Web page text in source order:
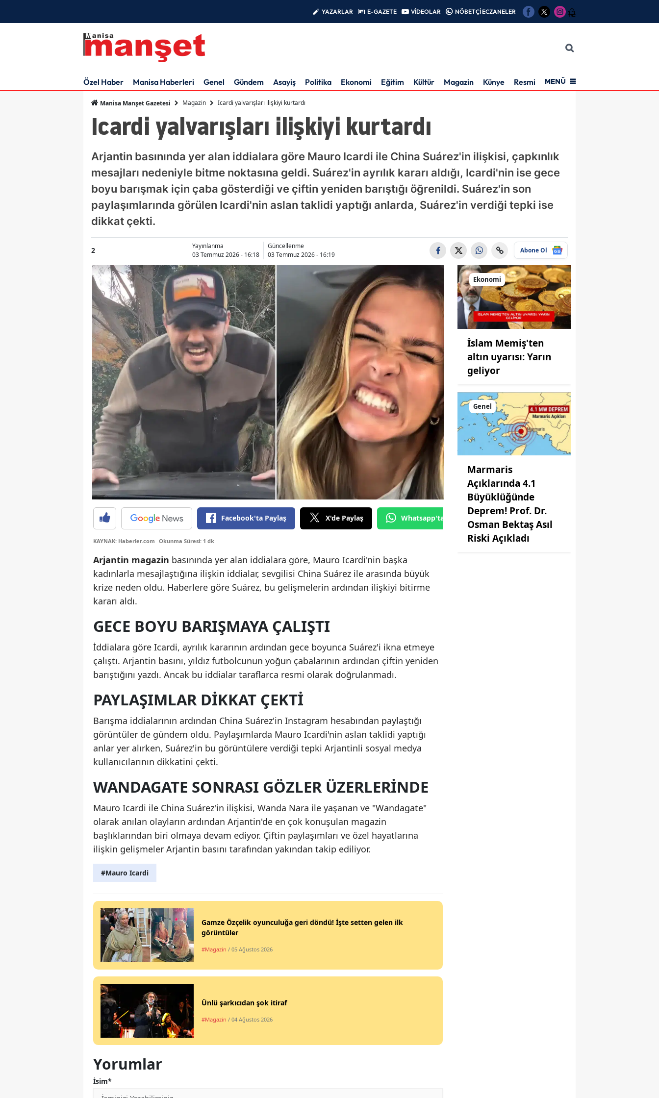
YAZARLAR E-GAZETE VİDEOLAR NÖBETÇİ ECZANELER 12
Özel Haber Manisa Haberleri Genel Gündem Asayiş Politika Ekonomi Eğitim Kültür Magazin Künye Resmi İlanMENÜ
Manisa Manşet Gazetesi Magazin Icardi yalvarışları ilişkiyi kurtardı
Icardi yalvarışları ilişkiyi kurtardı
Arjantin basınında yer alan iddialara göre Mauro Icardi ile China Suárez'in ilişkisi, çapkınlık
mesajları nedeniyle bitme noktasına geldi. Suárez'in ayrılık kararı aldığı, Icardi'nin ise gece
boyu barışmak için çaba gösterdiği ve çiftin yeniden barıştığı öğrenildi. Suárez'in son
paylaşımlarında görülen Icardi'nin aslan taklidi yaptığı anlarda, Suárez'in verdiği tepki ise
dikkat çekti.
2
Yayınlanma
03 Temmuz 2026 - 16:18
Güncellenme
03 Temmuz 2026 - 16:19
Abone Ol
Facebook'ta Paylaş X'de Paylaş Whatsapp'tan Gönder
KAYNAK: Haberler.com Okunma Süresi: 1 dk
Arjantin magazin basınında yer alan iddialara göre, Mauro Icardi'nin başka
kadınlarla mesajlaştığına ilişkin iddialar, sevgilisi China Suárez ile arasında büyük
krize neden oldu. Haberlere göre Suárez, bu gelişmelerin ardından ilişkiyi bitirme
kararı aldı.
GECE BOYU BARIŞMAYA ÇALIŞTI
İddialara göre Icardi, ayrılık kararının ardından gece boyunca Suárez'i ikna etmeye
çalıştı. Arjantin basını, yıldız futbolcunun yoğun çabalarının ardından çiftin yeniden
barıştığını yazdı. Ancak bu iddialar taraflarca resmi olarak doğrulanmadı.
PAYLAŞIMLAR DİKKAT ÇEKTİ
Barışma iddialarının ardından China Suárez'in Instagram hesabından paylaştığı
görüntüler de gündem oldu. Paylaşımlarda Mauro Icardi'nin aslan taklidi yaptığı
anlar yer alırken, Suárez'in bu görüntülere verdiği tepki Arjantinli sosyal medya
kullanıcılarının dikkatini çekti.
WANDAGATE SONRASI GÖZLER ÜZERLERİNDE
Mauro Icardi ile China Suárez'in ilişkisi, Wanda Nara ile yaşanan ve "Wandagate"
olarak anılan olayların ardından Arjantin'de en çok konuşulan magazin
başlıklarından biri olmaya devam ediyor. Çiftin paylaşımları ve özel hayatlarına
ilişkin gelişmeler Arjantin basını tarafından yakından takip ediliyor.
#Mauro Icardi
Gamze Özçelik oyunculuğa geri döndü! İşte setten gelen ilk
görüntüler
#Magazin / 05 Ağustos 2026
Ünlü şarkıcıdan şok itiraf
#Magazin / 04 Ağustos 2026
Yorumlar
İsim*
Ekonomi
İslam Memiş'ten
altın uyarısı: Yarın
geliyor
Genel
Marmaris
Açıklarında 4.1
Büyüklüğünde
Deprem! Prof. Dr.
Osman Bektaş Asıl
Riski Açıkladı